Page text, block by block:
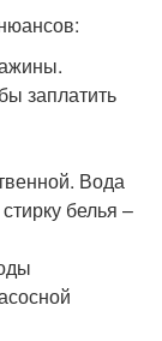
заплатить
Вода
белья –